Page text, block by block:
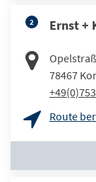
2 Ernst +
78467
Route